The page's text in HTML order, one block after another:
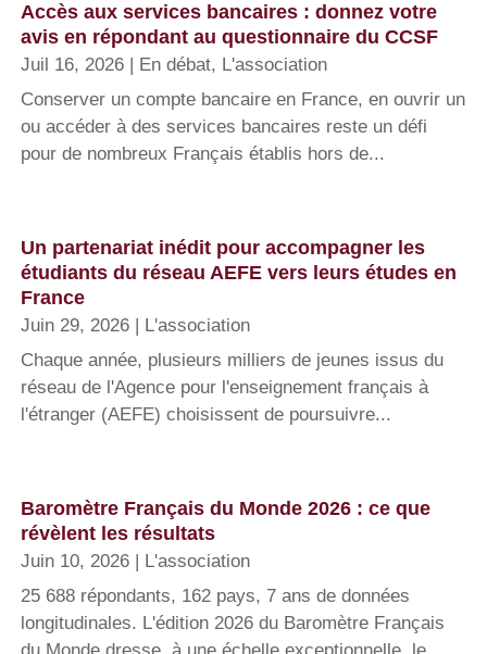
Accès aux services bancaires : donnez votre
avis en répondant au questionnaire du CCSF
Juil 16, 2026 En débat, L'association
Conserver un compte bancaire en France, en ouvrir un
ou accéder à des services bancaires reste un défi
pour de nombreux Français établis hors de...
Un partenariat inédit pour accompagner les
étudiants du réseau AEFE vers leurs études en
France
Juin 29, 2026
L'association
Chaque année, plusieurs milliers de jeunes issus du
réseau de l'Agence pour l'enseignement français à
l'étranger (AEFE) choisissent de poursuivre...
Baromètre Français du Monde 2026 : ce que
révèlent les résultats
Juin 10, 2026
L'association
25 688 répondants, 162 pays, 7 ans de données
longitudinales. L'édition 2026 du Baromètre Français